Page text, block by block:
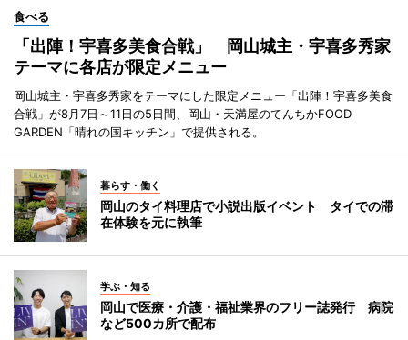
食べる
「出陣！宇喜多美食合戦」 岡山城主・宇喜多秀家
テーマに各店が限定メニュー
岡山城主・宇喜多秀家をテーマにした限定メニュー「出陣！宇喜多美食
合戦」が8月7日～11日の5日間、岡山・天満屋のてんちかFOOD
GARDEN「晴れの国キッチン」で提供される。
暮らす・働く
岡山のタイ料理店で小説出版イベント タイでの滞
在体験を元に執筆
学ぶ・知る
岡山で医療・介護・福祉業界のフリー誌発行 病院
など500カ所で配布